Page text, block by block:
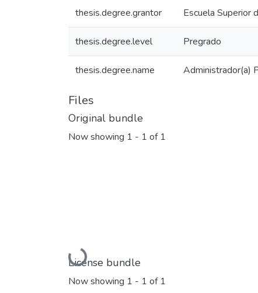
thesis.degree.grantor Escuela Superior
thesis.degree.level Pregrado
thesis.degree.name Administrador(a)
Files
Original bundle
Now showing 1 - 1 of 1
Loading...
License bundle
Now showing 1 - 1 of 1